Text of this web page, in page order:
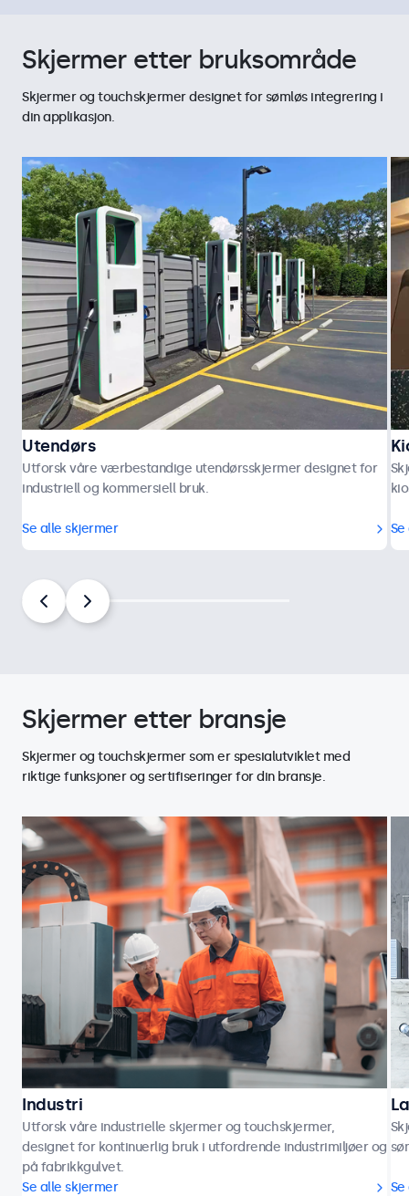
Skjermer etter bruksområde
Skjermer og touchskjermer designet for sømløs integrering i
din applikasjon.
Utendørs
Utforsk våre værbestandige utendørsskjermer designet for
industriell og kommersiell bruk.
Se alle skjermer
Skjermer etter bransje
Skjermer og touchskjermer som er spesialutviklet med
riktige funksjoner og sertifiseringer for din bransje.
Industri
Utforsk våre industrielle skjermer og touchskjermer,
designet for kontinuerlig bruk i utfordrende industrimiljøer og
på fabrikkgulvet.
Se alle skjermer